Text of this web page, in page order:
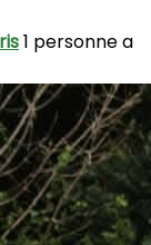
1 personne a